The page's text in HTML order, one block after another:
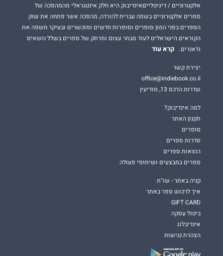
אלקטרוניים / דיגיטלייםאינדיבוק היא חלק אינטגראלי מהמהפכה של
ספרים אלקטרוניים בשפה עברית להורדה, מהפכה אשר פתחה את שוק
הספרים בפני המון סופרים וסופרות חדשים ומוכשרים ובעיקר חשפה את
הקוראים הישראלים לעוד מבחר עצום ומרתק של ספרים בשלל נושאים
וז'אנרים.
קרא עוד
יצירת קשר
office@indiebook.co.il
שדרות הרכס 13, מודיעין
למה אינדיבוק?
תקנון האתר
סופרים
סדרות ספרים
הוצאות ספרים
ספרים במבצעים ושיתופי פעולה
קניה באתר - שו"ת
איך לרכוש ספר באתר
GIFT CARD
ביטול עסקה
אינדיבלוג
הצהרת נגישות